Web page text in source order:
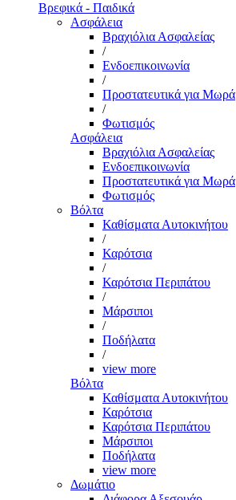
Βρεφικά - Παιδικά
Ασφάλεια
Βραχιόλια Ασφαλείας
/
Ενδοεπικοινωνία
/
Προστατευτικά για Μωρά
/
Φωτισμός
Ασφάλεια
Βραχιόλια Ασφαλείας
Ενδοεπικοινωνία
Προστατευτικά για Μωρά
Φωτισμός
Βόλτα
Καθίσματα Αυτοκινήτου
/
Καρότσια
/
Καρότσια Περιπάτου
/
Μάρσιποι
/
Ποδήλατα
/
view more
Βόλτα
Καθίσματα Αυτοκινήτου
Καρότσια
Καρότσια Περιπάτου
Μάρσιποι
Ποδήλατα
view more
Δωμάτιο